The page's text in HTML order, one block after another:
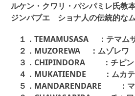
ム
ビ
奏」
ルケン・クワリ・パシパミレ氏教
ジンバブエ ショナ人の伝統的な
１．TEMAMUSASA ：テマム
２．MUZOREWA ：ムゾレワ
３．CHIPINDORA ：チピン
４．MUKATIENDE ：ムカ
５．MANDARENDARE ：マ